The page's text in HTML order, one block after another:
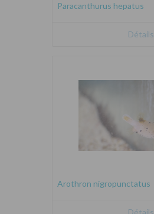
Paracanthurus hepatus
Détails
Arothron nigropunctatus
Détails